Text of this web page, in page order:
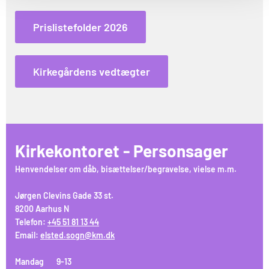
Prislistefolder 2026
Kirkegårdens vedtægter
Kirkekontoret - Personsager
Henvendelser om dåb, bisættelser/begravelse, vielse m.m.
Jørgen Clevins Gade 33 st.
8200 Aarhus N
Telefon: +45 51 81 13 44
Email: elsted.sogn@km.dk
Mandag 9-13